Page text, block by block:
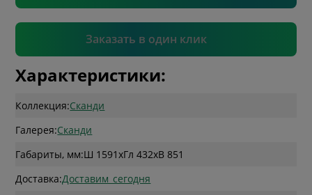
Заказать в один клик
Подтвердить
Характеристики:
Коллекция:Сканди
Галерея:Сканди
Габариты, мм:Ш 1591xГл 432xВ 851
Доставка:Доставим_сегодня